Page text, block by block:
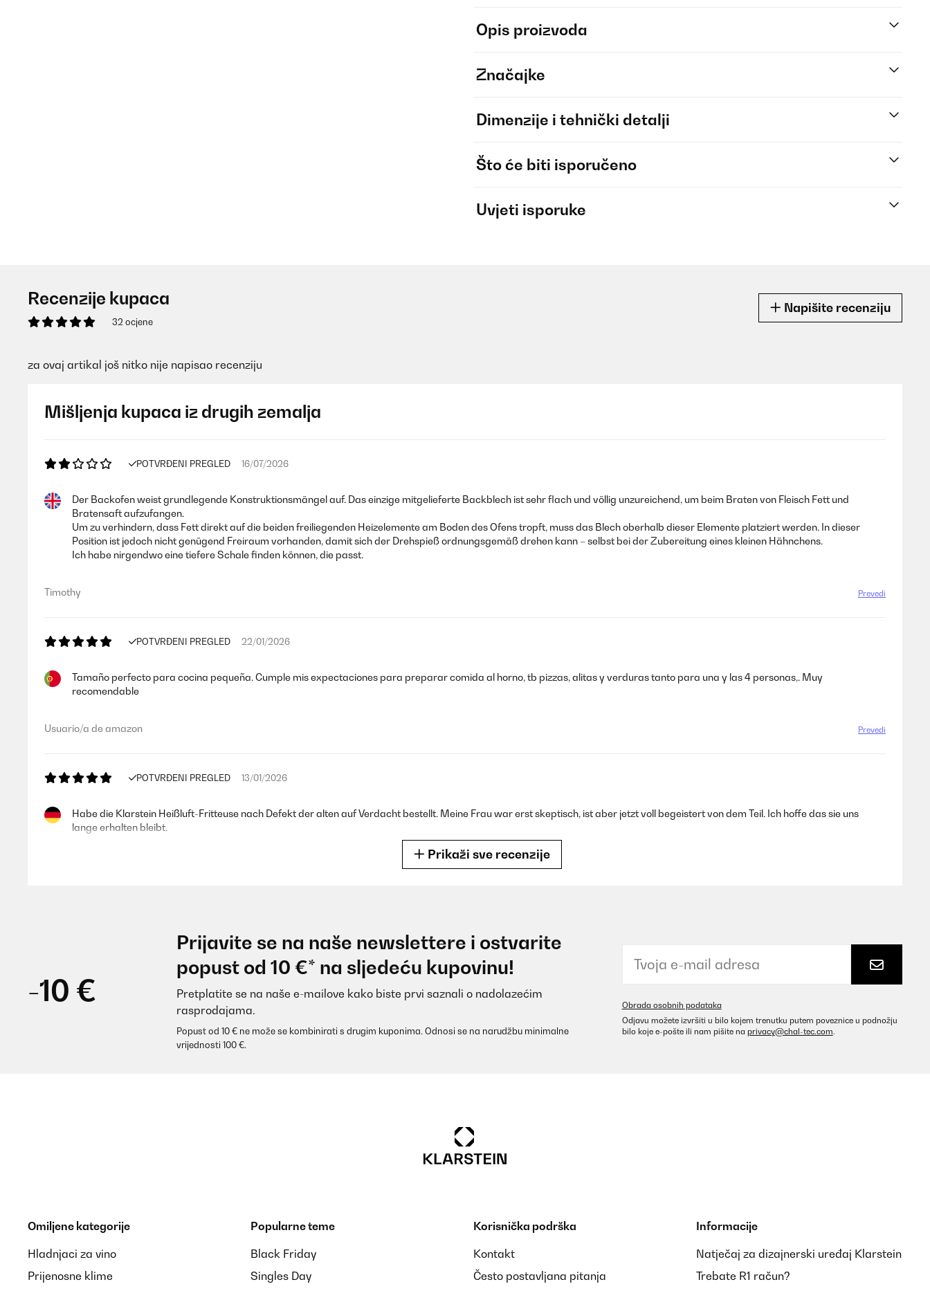
Opis proizvoda
Značajke
Dimenzije i tehnički detalji
Što će biti isporučeno
Uvjeti isporuke
Recenzije kupaca
32 ocjene
Napišite recenziju
za ovaj artikal još nitko nije napisao recenziju
Mišljenja kupaca iz drugih zemalja
POTVRĐENI PREGLED 16/07/2026
Der Backofen weist grundlegende Konstruktionsmängel auf. Das einzige mitgelieferte Backblech ist sehr flach und völlig unzureichend, um beim Braten von Fleisch Fett und
Bratensaft aufzufangen.
Um zu verhindern, dass Fett direkt auf die beiden freiliegenden Heizelemente am Boden des Ofens tropft, muss das Blech oberhalb dieser Elemente platziert werden. In dieser
Position ist jedoch nicht genügend Freiraum vorhanden, damit sich der Drehspieß ordnungsgemäß drehen kann – selbst bei der Zubereitung eines kleinen Hähnchens.
Ich habe nirgendwo eine tiefere Schale finden können, die passt.
Timothy Prevedi
POTVRĐENI PREGLED 22/01/2026
Tamaño perfecto para cocina pequeña. Cumple mis expectaciones para preparar comida al horno, tb pizzas, alitas y verduras tanto para una y las 4 personas,. Muy
recomendable
Usuario/a de amazon Prevedi
POTVRĐENI PREGLED 13/01/2026
Habe die Klarstein Heißluft-Fritteuse nach Defekt der alten auf Verdacht bestellt. Meine Frau war erst skeptisch, ist aber jetzt voll begeistert von dem Teil. Ich hoffe das sie uns
lange erhalten bleibt.
Remek kis sütő, még csak tegnap kaptam meg, első sütés bake programon zsömle volt, nagyon jól sikerült. Nagyjából ismerem, van hasonló a családban. A kelesztő program nagy
segítség, főleg pékáru és apró süti fog sülni benne. A mérete megfelelő, a programok nagyon jók. Egyetlen apró megjegyzésem van, az ajtón a fogantyú műanyag széle elég éles,
vigyázni kell ha megfogom, ne vágja el a kezem. Képet is tettem fel róla. Egyébként tökéletes, remélem sokáig tudom majd használni. Külön köszönet a futarnak, hogy vigyázott rá,
amíg hozzám nem ért.
Ajánlom mindenkinek aki pár darab zsömle vagy 2 szelet husi miatt nem akarja a nagy sütőt bekapcsolni.
Genial su utilidad, espero sea buena ya que diferente electrodomésticos que he comprado no han sido tan buenos
28/11/2025
DPD sehr unzuverlässig sagen waren 2 mahl da aber ich war 24 stunden zu hause Gewesen und musste trotzdem dem von der Packstation abholen zum glück war die
Heißluftfritteuse ohne Beschädigung und es waren auch alle Zubehör teile vollständig
Prikaži sve recenzije
-10 €
Prijavite se na naše newslettere i ostvarite
popust od 10 €* na sljedeću kupovinu!
Pretplatite se na naše e-mailove kako biste prvi saznali o nadolazećim
rasprodajama.
Popust od 10 € ne može se kombinirati s drugim kuponima. Odnosi se na narudžbu minimalne
vrijednosti 100 €.
Obrada osobnih podataka
Odjavu možete izvršiti u bilo kojem trenutku putem poveznice u podnožju
bilo koje e-pošte ili nam pišite na privacy@chal-tec.com.
Omiljene kategorije
Hladnjaci za vino
Prijenosne klime
Popularne teme
Black Friday
Singles Day
Korisnička podrška
Kontakt
Često postavljana pitanja
Informacije
Natječaj za dizajnerski uređaj Klarstein
Trebate R1 račun?